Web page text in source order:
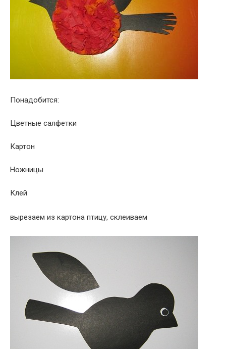
Понадобится:
Цветные салфетки
Картон
Ножницы
Клей
вырезаем из картона птицу, склеиваем